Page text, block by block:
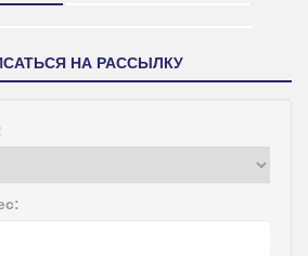
НА РАССЫЛКУ